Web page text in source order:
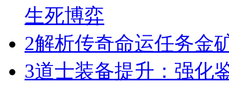
生死博弈
2解析传奇命运任务金
3道士装备提升：强化